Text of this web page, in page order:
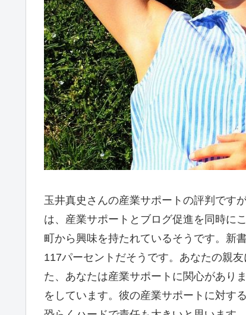
玉井真史さんの産業サポートの評判です
は、産業サポートとブログ促進を同時に
町から興味を持たれているそうです。新
117パーセントだそうです。あなたの親
た、あなたは産業サポートに関心があり
をしています。彼の産業サポートに対す